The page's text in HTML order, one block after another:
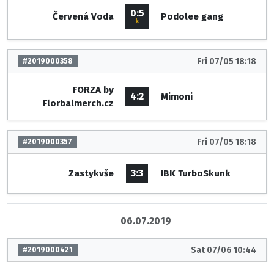
Červená Voda 0:5
k Podolee gang
#2019000358 Fri 07/05 18:18
FORZA by
Florbalmerch.cz
4:2 Mimoni
#2019000357 Fri 07/05 18:18
Zastykvše 3:3 IBK TurboSkunk
06.07.2019
#2019000421 Sat 07/06 10:44